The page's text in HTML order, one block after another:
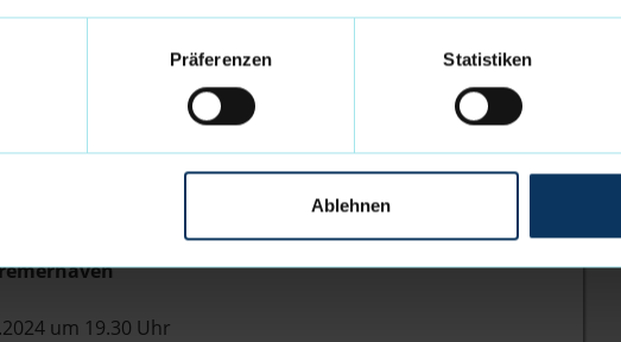
Präferenzen Statistiken
Ablehnen
02.01.2024, um 19.30 Uhr. Einen Livestream gibt es wie
2023/24:
(3), Lenny Larysz (4), Jarelle Reischel (5), Adrian
(10), Robert Oehle (11), Hilmar Henningsson (15),
Luca Merkel (43).
um 19.30 Uhr